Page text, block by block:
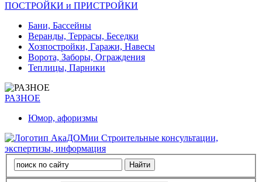
ПОСТРОЙКИ и ПРИСТРОЙКИ
Бани, Бассейны
Веранды, Террасы, Беседки
Хозпостройки, Гаражи, Навесы
Ворота, Заборы, Ограждения
Теплицы, Парники
РАЗНОЕ
Юмор, афоризмы
Строительные консультации,
экспертизы, информация